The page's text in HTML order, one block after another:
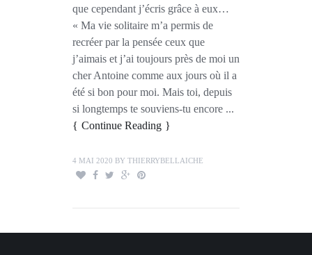
que cependant j’écris grâce à eux…
« Ma vie solitaire m’a permis de
recréer par la pensée ceux que
j’aimais et j’ai toujours près de moi un
cher Antoine comme aux jours où il a
été si bon pour moi. Mais toi, depuis
si longtemps te souviens-tu encore ...
Continue Reading
4 MAI 2020 BY THIERRYBELLAICHE